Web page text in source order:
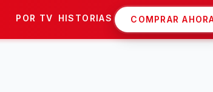
POR TV HISTORIAS COMPRAR